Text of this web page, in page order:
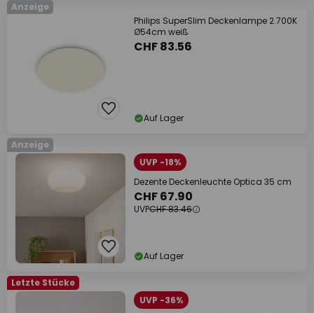
Anzeige
Philips SuperSlim Deckenlampe 2.700K
Ø54cm weiß
CHF 83.56
Auf Lager
Anzeige
UVP -18%
Dezente Deckenleuchte Optica 35 cm
CHF 67.90
UVPCHF 83.46
Auf Lager
Letzte Stücke
UVP -36%